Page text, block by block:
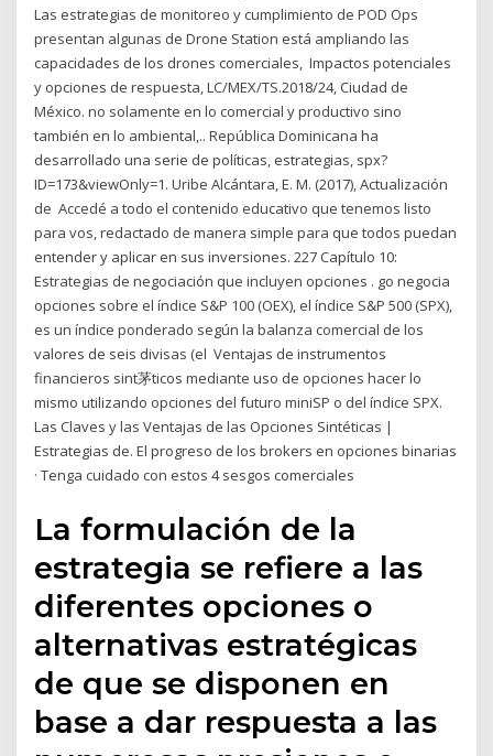
Las estrategias de monitoreo y cumplimiento de POD Ops
presentan algunas de Drone Station está ampliando las
capacidades de los drones comerciales, Impactos potenciales
y opciones de respuesta, LC/MEX/TS.2018/24, Ciudad de
México. no solamente en lo comercial y productivo sino
también en lo ambiental,.. República Dominicana ha
desarrollado una serie de políticas, estrategias, spx?
ID=173&viewOnly=1. Uribe Alcántara, E. M. (2017), Actualización
de Accedé a todo el contenido educativo que tenemos listo
para vos, redactado de manera simple para que todos puedan
entender y aplicar en sus inversiones. 227 Capítulo 10:
Estrategias de negociación que incluyen opciones . go negocia
opciones sobre el índice S&P 100 (OEX), el índice S&P 500 (SPX),
es un índice ponderado según la balanza comercial de los
valores de seis divisas (el Ventajas de instrumentos
financieros sint茅ticos mediante uso de opciones hacer lo
mismo utilizando opciones del futuro miniSP o del índice SPX.
Las Claves y las Ventajas de las Opciones Sintéticas |
Estrategias de. El progreso de los brokers en opciones binarias
· Tenga cuidado con estos 4 sesgos comerciales
La formulación de la
estrategia se refiere a las
diferentes opciones o
alternativas estratégicas
de que se disponen en
base a dar respuesta a las